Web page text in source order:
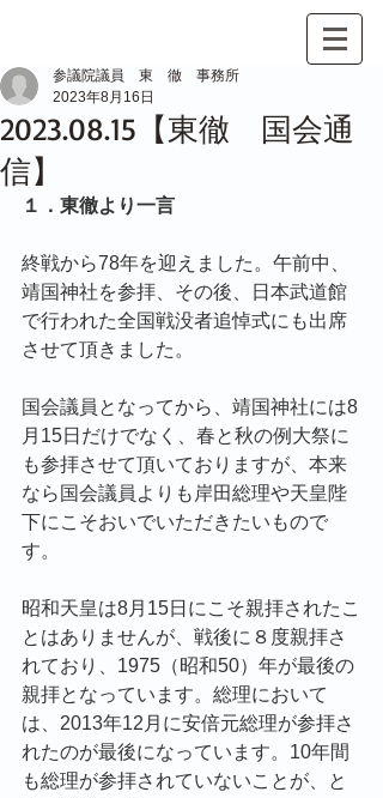
2023.08.15【東徹 国会通
信】
参議院議員 東 徹 事務所
2023年8月16日
１．東徹より一言
終戦から78年を迎えました。午前中、
靖国神社を参拝、その後、日本武道館
で行われた全国戦没者追悼式にも出席
させて頂きました。
国会議員となってから、靖国神社には8
月15日だけでなく、春と秋の例大祭に
も参拝させて頂いておりますが、本来
なら国会議員よりも岸田総理や天皇陛
下にこそおいでいただきたいもので
す。
昭和天皇は8月15日にこそ親拝されたこ
とはありませんが、戦後に８度親拝さ
れており、1975（昭和50）年が最後の
親拝となっています。総理において
は、2013年12月に安倍元総理が参拝さ
れたのが最後になっています。10年間
も総理が参拝されていないことが、と